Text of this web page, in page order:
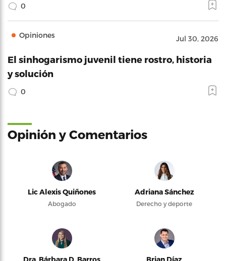
0
Opiniones Jul 30, 2026
El sinhogarismo juvenil tiene rostro, historia
y solución
0
Opinión y Comentarios
Lic Alexis Quiñones
Abogado
Adriana Sánchez
Derecho y deporte
Dra. Bárbara D. Barros Brian Díaz